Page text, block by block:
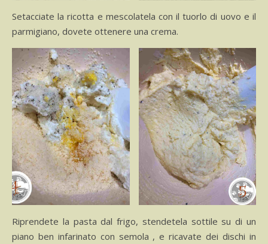
Setacciate la ricotta e mescolatela con il tuorlo di uovo e il
parmigiano, dovete ottenere una crema.
Riprendete la pasta dal frigo, stendetela sottile su di un
piano ben infarinato con semola , e ricavate dei dischi in